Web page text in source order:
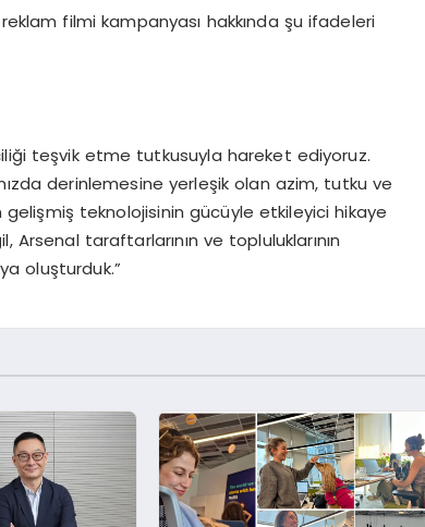
filmi kampanyası hakkında şu ifadeleri
teşvik etme tutkusuyla hareket ediyoruz.
derinlemesine yerleşik olan azim, tutku ve
gelişmiş teknolojisinin gücüyle etkileyici hikaye
Arsenal taraftarlarının ve topluluklarının
oluşturduk.”